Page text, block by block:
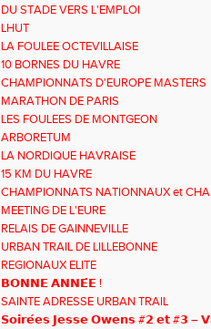
DU STADE VERS L'EMPLOI
LHUT
LA FOULEE OCTEVILLAISE
10 BORNES DU HAVRE
CHAMPIONNATS D'EUROPE MASTERS
MARATHON DE PARIS
LES FOULEES DE MONTGEON
ARBORETUM
LA NORDIQUE HAVRAISE
15 KM DU HAVRE
CHAMPIONNATS NATIONNAUX et
MASTERS
MEETING DE L'EURE
RELAIS DE GAINNEVILLE
URBAN TRAIL DE LILLEBONNE
REGIONAUX ELITE
𝗕𝗢𝗡𝗡𝗘 𝗔𝗡𝗡𝗘́𝗘 !
SAINTE ADRESSE URBAN TRAIL
𝗦𝗼𝗶𝗿𝗲́𝗲𝘀 𝗝𝗲𝘀𝘀𝗲 𝗢𝘄𝗲𝗻𝘀 #𝟮 𝗲𝘁 #𝟯 –